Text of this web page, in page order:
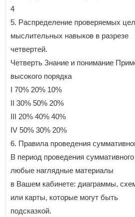
4
5. Распределение проверяемых
мыслительных навыков в разрезе
четвертей.
Четверть Знание и понимание
высокого порядка
I 70% 20% 10%
II 30% 50% 20%
III 20% 40% 40%
IV 50% 30% 20%
6. Правила проведения
В период проведения
любые наглядные материалы
в Вашем кабинете: диаграммы,
или карты, которые могут быть
подсказкой.